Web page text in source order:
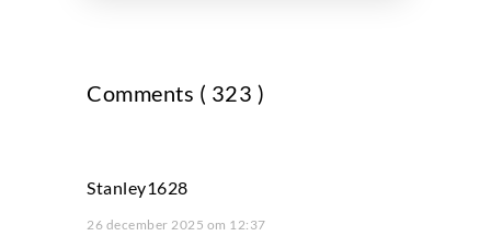
Comments ( 323 )
Stanley1628
26 december 2025 om 12:37